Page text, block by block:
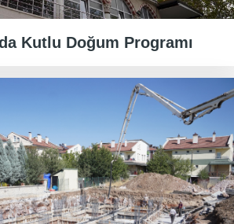
Kutlu Doğum Programı